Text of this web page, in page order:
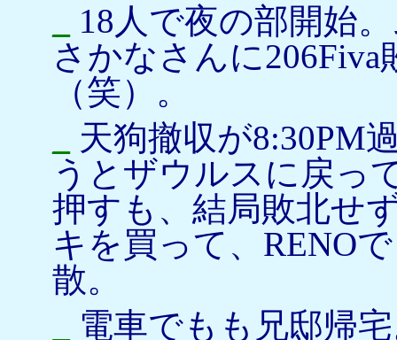
18人で夜の部開始
さかなさんに
（笑）。
天狗撤収が8:30PM
うとザウルスに戻っ
押すも、結局敗北せ
キを買って、RENO
散。
電車でもも兄邸帰